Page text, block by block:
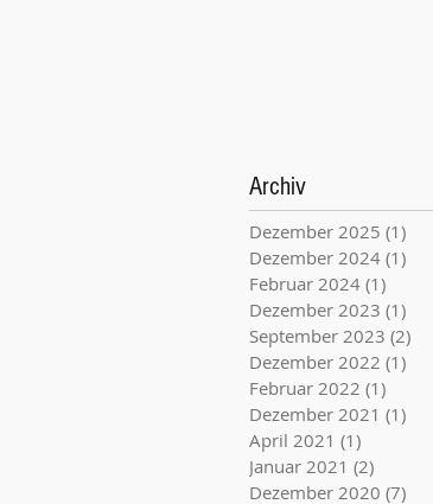
Archiv
Dezember 2025 (1)
Dezember 2024 (1)
Februar 2024 (1)
Dezember 2023 (1)
September 2023 (2)
Dezember 2022 (1)
Februar 2022 (1)
Dezember 2021 (1)
April 2021 (1)
Januar 2021 (2)
Dezember 2020 (7)